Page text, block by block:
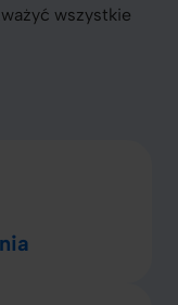
wszystkie